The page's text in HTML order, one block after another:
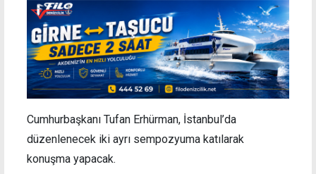
Cumhurbaşkanı Tufan Erhürman, İstanbul’da
düzenlenecek iki ayrı sempozyuma katılarak
konuşma yapacak.